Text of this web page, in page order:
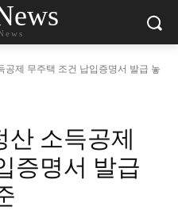
공제 무주택 조건 납입증명서 발급 놓
산 소득공제
증명서 발급